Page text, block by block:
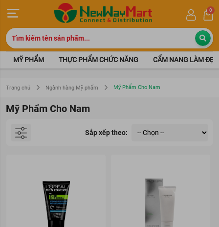
0
MỸ PHẨM THỰC PHẨM CHỨC NĂNG CẨM NANG LÀM ĐẸP
Trang chủ Ngành hàng Mỹ phẩm Mỹ Phẩm Cho Nam
Mỹ Phẩm Cho Nam
Sắp xếp theo: